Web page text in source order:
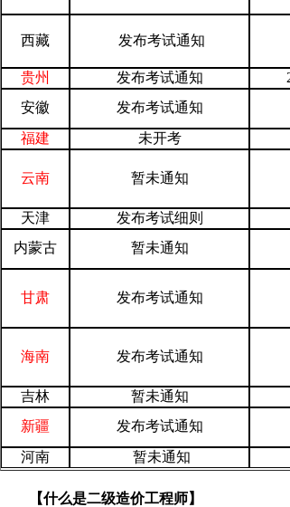
西藏 发布考试通知
贵州
发布考试通知
安徽
发布考试通知
福建
未开考
云南 暂未通知
天津
发布考试细则
内蒙古
暂未通知
甘肃 发布考试通知
海南 发布考试通知
吉林
暂未通知
新疆
发布考试通知
河南
暂未通知
【什么是二级造价工程师】